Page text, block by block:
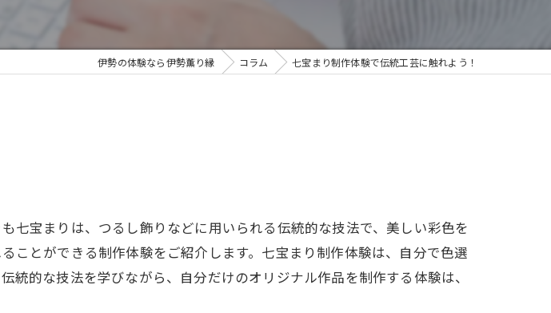
伊勢の体験なら伊勢薫り縁 コラム 七宝まり制作体験で伝統工芸に触れよう！
七宝まりは、つるし飾りなどに用いられる伝統的な技法で、美しい彩色を
ことができる制作体験をご紹介します。七宝まり制作体験は、自分で色選
的な技法を学びながら、自分だけのオリジナル作品を制作する体験は、